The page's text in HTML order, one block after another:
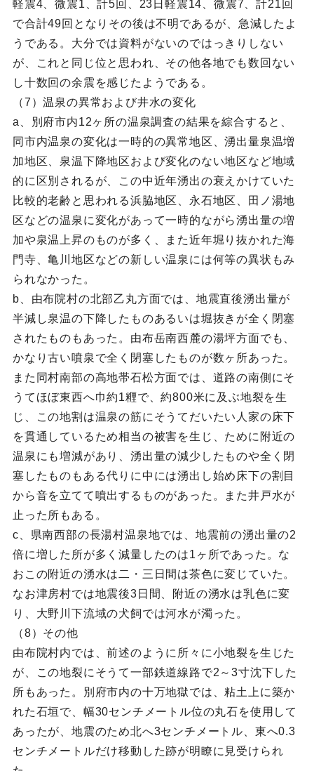
軽震4、微震1、計5回、23日軽震14、微震7、計21回
で合計49回となりその後は不明であるが、急減したよ
うである。大分では資料がないのではっきりしない
が、これと同じ位と思われ、その他各地でも数回ない
し十数回の余震を感じたようである。
（7）温泉の異常および井水の変化
a、別府市内12ヶ所の温泉調査の結果を綜合すると、
同市内温泉の変化は一時的の異常地区、湧出量泉温増
加地区、泉温下降地区および変化のない地区など地域
的に区別されるが、この中近年湧出の衰えかけていた
比較的老齢と思われる浜脇地区、永石地区、田ノ湯地
区などの温泉に変化があって一時的ながら湧出量の増
加や泉温上昇のものが多く、また近年堀り抜かれた海
門寺、亀川地区などの新しい温泉には何等の異状もみ
られなかった。
b、由布院村の北部乙丸方面では、地震直後湧出量が
半減し泉温の下降したものあるいは堀抜きが全く閉塞
されたものもあった。由布岳南西麓の湯坪方面でも、
かなり古い噴泉で全く閉塞したものが数ヶ所あった。
また同村南部の高地帯石松方面では、道路の南側にそ
うてほぼ東西へ巾約1糎で、約800米に及ぶ地裂を生
じ、この地割は温泉の筋にそうてだいたい人家の床下
を貫通しているため相当の被害を生じ、ために附近の
温泉にも増減があり、湧出量の減少したものや全く閉
塞したものもある代りに中には湧出し始め床下の割目
から音を立てて噴出するものがあった。また井戸水が
止った所もある。
c、県南西部の長湯村温泉地では、地震前の湧出量の2
倍に増した所が多く減量したのは1ヶ所であった。な
おこの附近の湧水は二・三日間は茶色に変じていた。
なお津房村では地震後3日間、附近の湧水は乳色に変
り、大野川下流域の犬飼では河水が濁った。
（8）その他
由布院村内では、前述のように所々に小地裂を生じた
が、この地裂にそうて一部鉄道線路で2～3寸沈下した
所もあった。別府市内の十万地獄では、粘土上に築か
れた石垣で、幅30センチメートル位の丸石を使用して
あったが、地震のため北へ3センチメートル、東へ0.3
センチメートルだけ移動した跡が明瞭に見受けられ